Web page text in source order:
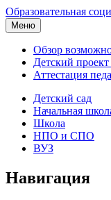
Образовательная
Меню
Обзор
Детский
Аттестация
Детский сад
Начальная
Школа
НПО и СПО
ВУЗ
Навигация